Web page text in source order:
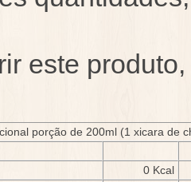
este
porção de 200ml (1 xicara de
0 Kcal